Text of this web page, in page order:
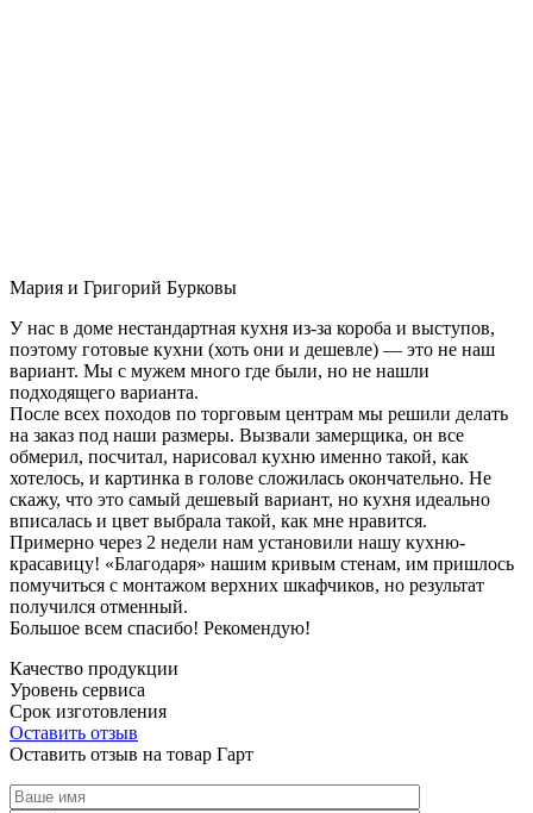
Мария и Григорий Бурковы
У нас в доме нестандартная кухня из-за короба и выступов,
поэтому готовые кухни (хоть они и дешевле) — это не наш
вариант. Мы с мужем много где были, но не нашли
подходящего варианта.
После всех походов по торговым центрам мы решили делать
на заказ под наши размеры. Вызвали замерщика, он все
обмерил, посчитал, нарисовал кухню именно такой, как
хотелось, и картинка в голове сложилась окончательно. Не
скажу, что это самый дешевый вариант, но кухня идеально
вписалась и цвет выбрала такой, как мне нравится.
Примерно через 2 недели нам установили нашу кухню-
красавицу! «Благодаря» нашим кривым стенам, им пришлось
помучиться с монтажом верхних шкафчиков, но результат
получился отменный.
Большое всем спасибо! Рекомендую!
Качество продукции
Уровень сервиса
Срок изготовления
Оставить отзыв
Оставить отзыв на товар Гарт